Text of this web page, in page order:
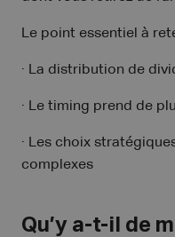
Le point essentiel à
· La distribution de
· Le timing prend de
· Les choix
complexes
Qu’y a-t-il de